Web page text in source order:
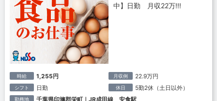
中】日勤 月収22万!!!
時給 1,255円 月収例 22.9万円
シフト 日勤 休日 5勤2休（土日以外）
勤務地 千葉県印旛郡栄町｜JR成田線 安食駅